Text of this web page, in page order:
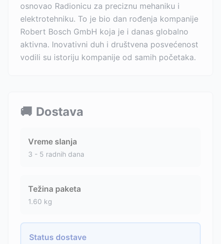
osnovao Radionicu za preciznu mehaniku i
elektrotehniku. To je bio dan rođenja kompanije
Robert Bosch GmbH koja je i danas globalno
aktivna. Inovativni duh i društvena posvećenost
vodili su istoriju kompanije od samih početaka.
🚚 Dostava
Vreme slanja
3 - 5 radnih dana
Težina paketa
1.60 kg
Status dostave